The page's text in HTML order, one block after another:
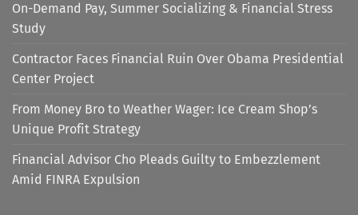
On-Demand Pay, Summer Socializing & Financial Stress
Study
Contractor Faces Financial Ruin Over Obama Presidential
Center Project
From Money Bro to Weather Wager: Ice Cream Shop’s
Unique Profit Strategy
Financial Advisor Cho Pleads Guilty to Embezzlement
Amid FINRA Expulsion